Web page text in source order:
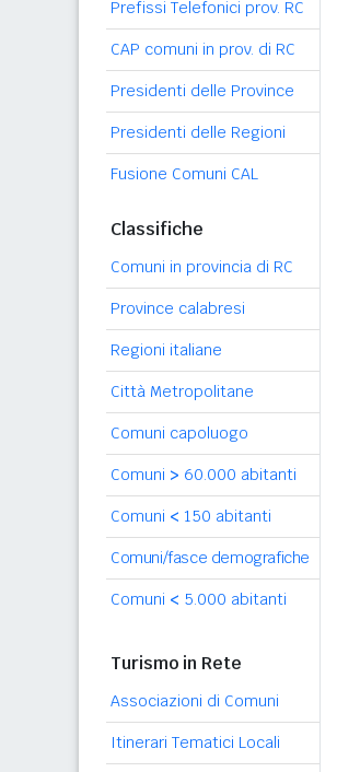
Prefissi Telefonici prov. RC
CAP comuni in prov. di RC
Presidenti delle Province
Presidenti delle Regioni
Fusione Comuni CAL
Classifiche
Comuni in provincia di RC
Province calabresi
Regioni italiane
Città Metropolitane
Comuni capoluogo
Comuni > 60.000 abitanti
Comuni < 150 abitanti
Comuni/fasce demografiche
Comuni < 5.000 abitanti
Turismo in Rete
Associazioni di Comuni
Itinerari Tematici Locali